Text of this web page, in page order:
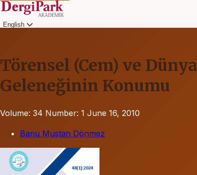
English
Törensel (Cem) ve
Geleneğinin Konumu
Volume: 34 Number: 1 June 16, 2010
Banu Mustan Dönmez